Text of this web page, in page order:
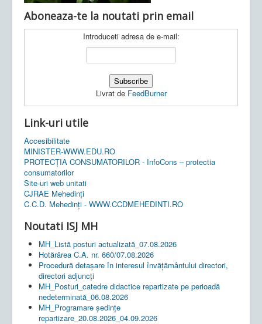
Aboneaza-te la noutati prin email
Introduceti adresa de e-mail:
Livrat de FeedBurner
Link-uri utile
Accesibilitate
MINISTER-WWW.EDU.RO
PROTECȚIA CONSUMATORILOR - InfoCons – protectia
consumatorilor
Site-uri web unitati
CJRAE Mehedinți
C.C.D. Mehedinţi - WWW.CCDMEHEDINTI.RO
Noutati ISJ MH
MH_Listă posturi actualizată_07.08.2026
Hotărârea C.A. nr. 660/07.08.2026
Procedură detașare în interesul învățământului directori,
directori adjuncți
MH_Posturi_catedre didactice repartizate pe perioadă
nedeterminată_06.08.2026
MH_Programare ședințe
repartizare_20.08.2026_04.09.2026